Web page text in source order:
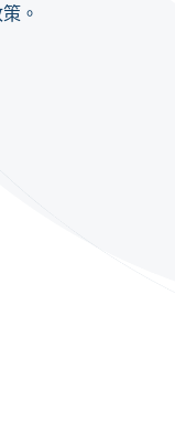
。